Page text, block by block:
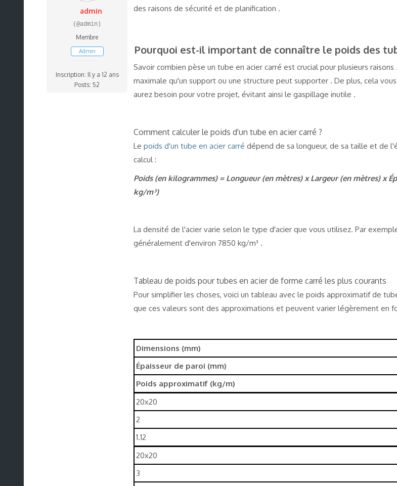
admin
(@admin)
Membre
Admin
Inscription: Il y a 12 ans
Posts: 52
des raisons de sécurité et de planification .
Pourquoi est-il important de connaître le poids des
Savoir combien pèse un tube en acier carré est crucial pour plusieurs
maximale qu'un support ou une structure peut supporter . De plus, cela
aurez besoin pour votre projet, évitant ainsi le gaspillage inutile .
Comment calculer le poids d'un tube en acier carré ?
Le poids d'un tube en acier carré dépend de sa longueur, de sa taille et de
calcul :
Poids (en kilogrammes) = Longueur (en mètres) x Largeur (en mètres) x
kg/m³)
La densité de l'acier varie selon le type d'acier que vous utilisez. Par
généralement d'environ 7850 kg/m³ .
Tableau de poids pour tubes en acier de forme carré les plus courants
Pour simplifier les choses, voici un tableau avec le poids approximatif de
que ces valeurs sont des approximations et peuvent varier légèrement en
Dimensions (mm)
Épaisseur de paroi (mm)
Poids approximatif (kg/m)
20x20
2
1.12
20x20
3